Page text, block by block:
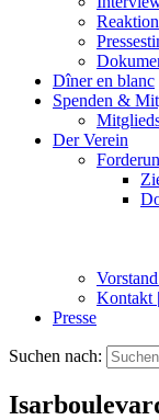
Dîner en blanc
Spenden &
Der Verein
Kontakt
Presse
Suchen nach: